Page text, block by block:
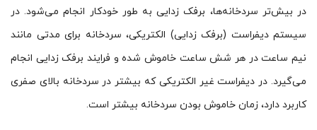
در بیش‌تر سردخانه‌ها، برفک زدایی به طور خودکار انجام می‌شود. در
سیستم دیفراست (برفک زدایی) الکتریکی، سردخانه برای مدتی مانند
نیم ساعت در هر شش ساعت خاموش شده و فرایند برفک زدایی انجام
می‌گیرد. در دیفراست غیر الکتریکی که بیشتر در سردخانه بالای صفری
کاربرد دارد، زمان خاموش بودن سردخانه بیشتر است.